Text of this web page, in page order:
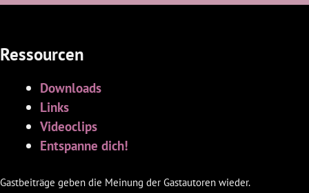
Ressourcen
Downloads
Links
Videoclips
Entspanne dich!
Gastbeiträge geben die Meinung der Gastautoren wieder.